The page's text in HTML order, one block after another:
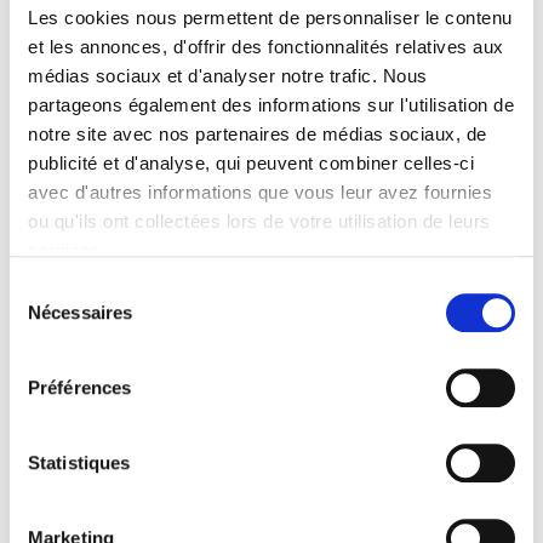
Les cookies nous permettent de personnaliser le contenu
et les annonces, d'offrir des fonctionnalités relatives aux
médias sociaux et d'analyser notre trafic. Nous
partageons également des informations sur l'utilisation de
notre site avec nos partenaires de médias sociaux, de
publicité et d'analyse, qui peuvent combiner celles-ci
avec d'autres informations que vous leur avez fournies
ou qu'ils ont collectées lors de votre utilisation de leurs
Nécessaires
Préférences
Statistiques
Marketing
Abonnez-vous et recevez les nouveaux numéro
Numéro, Numéro
Homme, Numéro
Art
Abonnement papier
et/ou digital
JE M'ABONNE !
et/ou digital
JE M'ABONNE !